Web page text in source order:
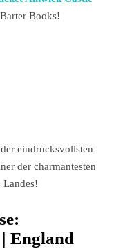
Books!
eindrucksvollsten
der charmantesten
Landes!
England